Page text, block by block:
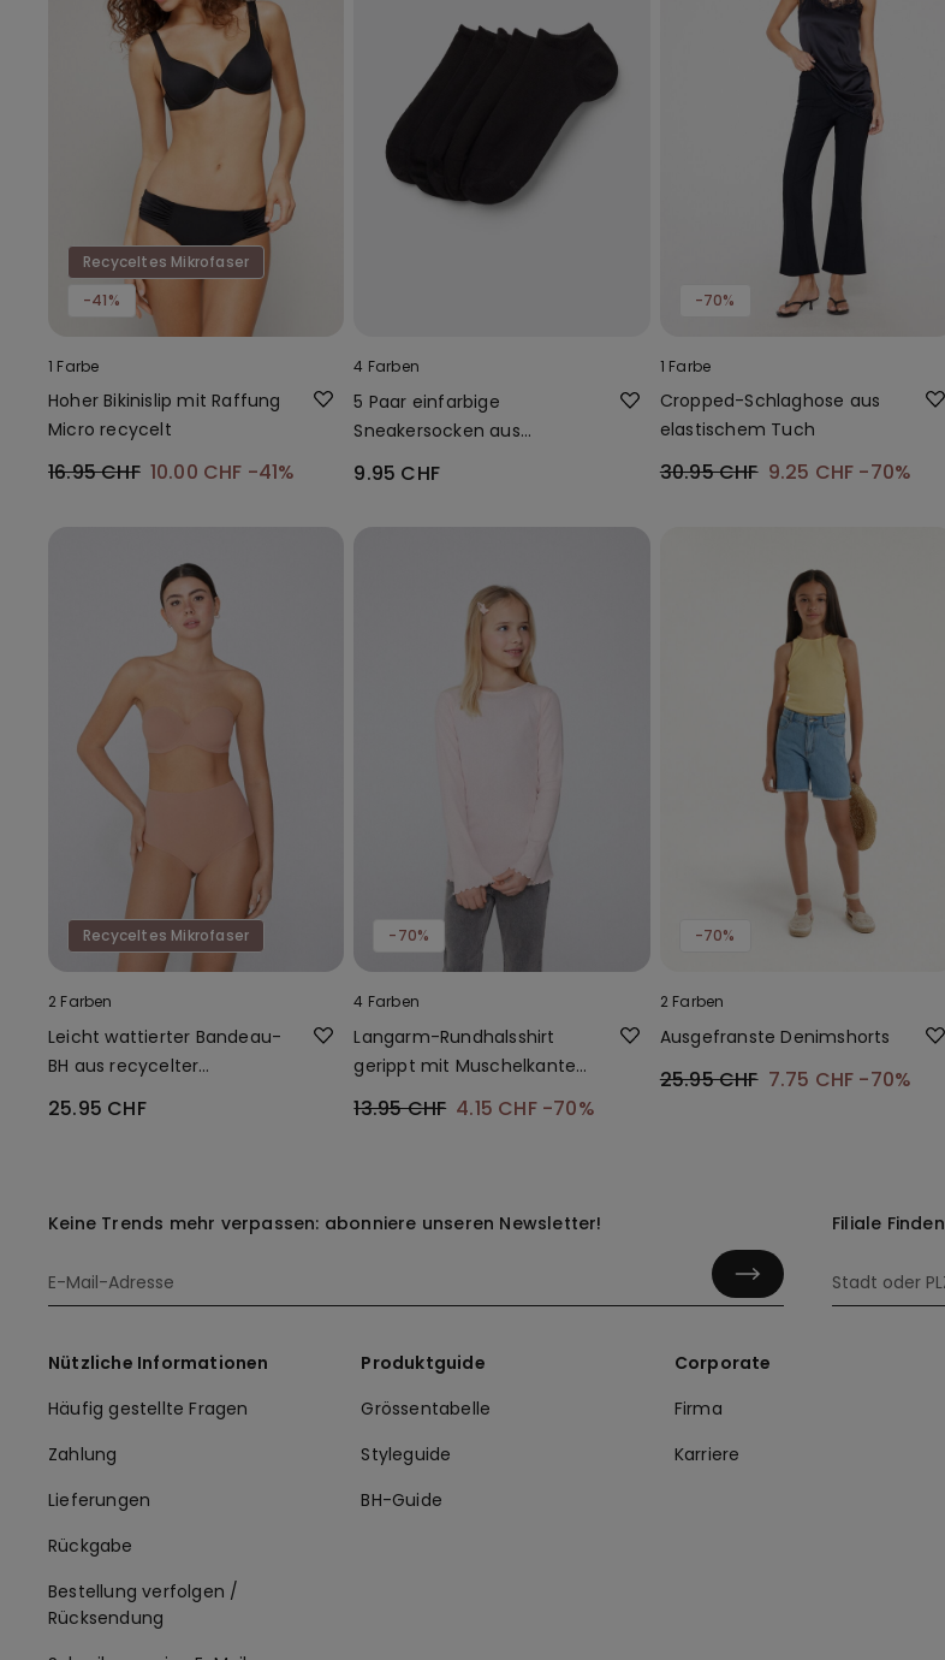
Recyceltes Mikrofaser
-41%
1 Farbe
Hoher Bikinislip mit Raffung
Micro recycelt
16.95 CHF 10.00 CHF -41%
4 Farben
5 Paar einfarbige
Sneakersocken aus
9.95 CHF
-70%
1 Farbe
Cropped-Schlaghose aus
elastischem Tuch
30.95 CHF 9.25 CHF -70%
Recyceltes Mikrofaser
2 Farben
Leicht wattierter Bandeau-
BH aus recycelter
Mikrofaser Full Coverage
25.95 CHF
-70%
4 Farben
Langarm-Rundhalsshirt
gerippt mit Muschelkanten
für Mädchen
13.95 CHF 4.15 CHF -70%
-70%
2 Farben
Ausgefranste Denimshorts
25.95 CHF 7.75 CHF -70%
Keine Trends mehr verpassen: abonniere unseren Newsletter! Filiale Finden
Nützliche Informationen
Häufig gestellte Fragen
Zahlung
Lieferungen
Rückgabe
Bestellung verfolgen /
Rücksendung
Produktguide
Grössentabelle
Styleguide
BH-Guide
Corporate
Firma
Karriere